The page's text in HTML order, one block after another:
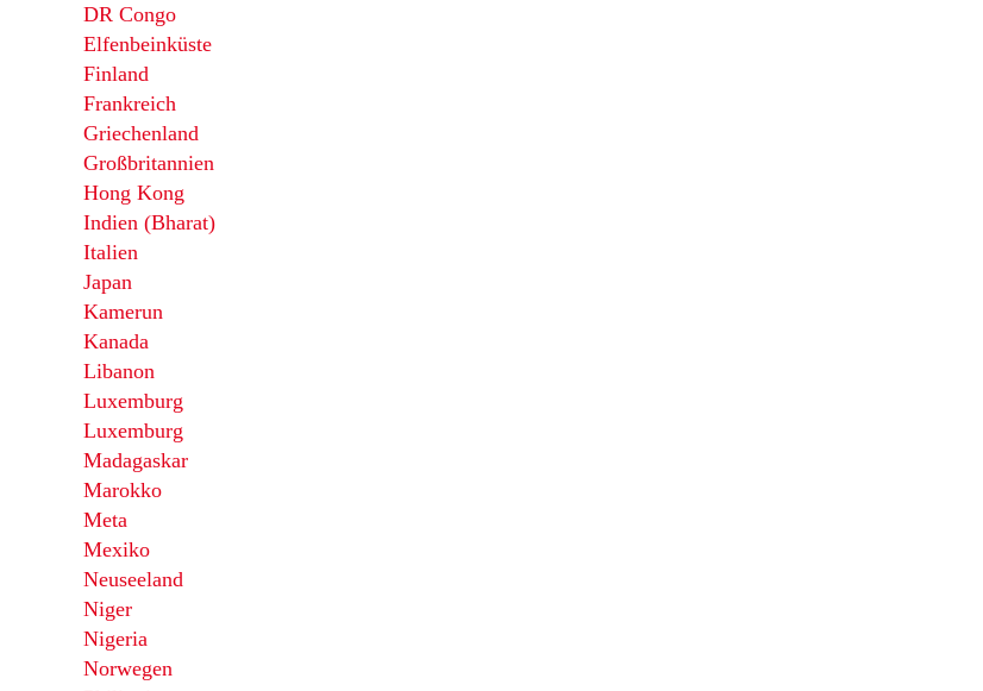
DR Congo
Elfenbeinküste
Finland
Frankreich
Griechenland
Großbritannien
Hong Kong
Indien (Bharat)
Italien
Japan
Kamerun
Kanada
Libanon
Luxemburg
Luxemburg
Madagaskar
Marokko
Meta
Mexiko
Neuseeland
Niger
Nigeria
Norwegen